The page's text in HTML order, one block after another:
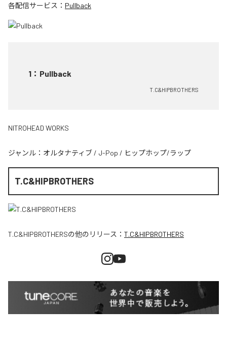
各配信サービス： Pullback
1 ： Pullback
T.C&HIPBROTHERS
NITROHEAD WORKS
ジャンル： オルタナティブ / J-Pop / ヒップホップ/ラップ
T.C&HIPBROTHERS
T.C&HIPBROTHERSの他のリリース： T.C&HIPBROTHERS